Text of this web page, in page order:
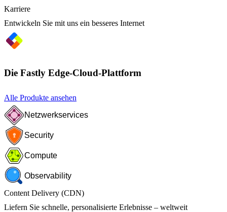
Karriere
Entwickeln Sie mit uns ein besseres Internet
Die Fastly Edge-Cloud-Plattform
Alle Produkte ansehen
Netzwerkservices
Security
Compute
Observability
Content Delivery (CDN)
Liefern Sie schnelle, personalisierte Erlebnisse – weltweit